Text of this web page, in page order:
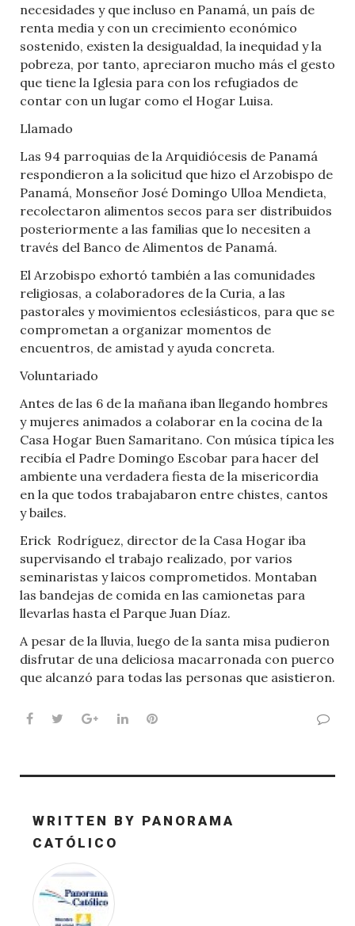
necesidades y que incluso en Panamá, un país de
renta media y con un crecimiento económico
sostenido, existen la desigualdad, la inequidad y la
pobreza, por tanto, apreciaron mucho más el gesto
que tiene la Iglesia para con los refugiados de
contar con un lugar como el Hogar Luisa.
Llamado
Las 94 parroquias de la Arquidiócesis de Panamá
respondieron a la solicitud que hizo el Arzobispo de
Panamá, Monseñor José Domingo Ulloa Mendieta,
recolectaron alimentos secos para ser distribuidos
posteriormente a las familias que lo necesiten a
través del Banco de Alimentos de Panamá.
El Arzobispo exhortó también a las comunidades
religiosas, a colaboradores de la Curia, a las
pastorales y movimientos eclesiásticos, para que se
comprometan a organizar momentos de
encuentros, de amistad y ayuda concreta.
Voluntariado
Antes de las 6 de la mañana iban llegando hombres
y mujeres animados a colaborar en la cocina de la
Casa Hogar Buen Samaritano. Con música típica les
recibía el Padre Domingo Escobar para hacer del
ambiente una verdadera fiesta de la misericordia
en la que todos trabajabaron entre chistes, cantos
y bailes.
Erick Rodríguez, director de la Casa Hogar iba
supervisando el trabajo realizado, por varios
seminaristas y laicos comprometidos. Montaban
las bandejas de comida en las camionetas para
llevarlas hasta el Parque Juan Díaz.
A pesar de la lluvia, luego de la santa misa pudieron
disfrutar de una deliciosa macarronada con puerco
que alcanzó para todas las personas que asistieron.
Facebook
TwitterGoogle+LinkedInPinterest
WRITTEN BY PANORAMA
CATÓLICO